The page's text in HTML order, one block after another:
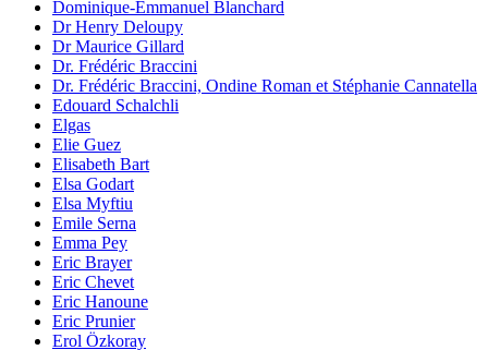
Dominique-Emmanuel Blanchard
Dr Henry Deloupy
Dr Maurice Gillard
Dr. Frédéric Braccini
Dr. Frédéric Braccini, Ondine Roman et Stéphanie Cannatella
Edouard Schalchli
Elgas
Elie Guez
Elisabeth Bart
Elsa Godart
Elsa Myftiu
Emile Serna
Emma Pey
Eric Brayer
Eric Chevet
Eric Hanoune
Eric Prunier
Erol Özkoray